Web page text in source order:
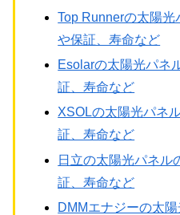
Top Runnerの太陽
や保証、寿命など
Esolarの太陽光パネ
証、寿命など
XSOLの太陽光パネ
証、寿命など
日立の太陽光パネル
証、寿命など
DMMエナジーの太